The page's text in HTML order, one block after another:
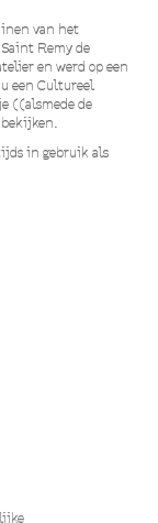
van het
Remy de
en werd op een
een Cultureel
((alsmede de
in gebruik als